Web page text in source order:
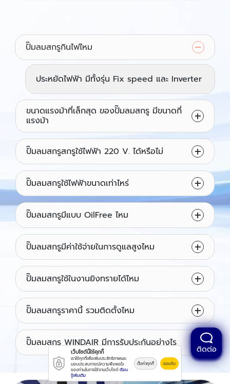
ปั๊มลมสกรูกินไฟไหม
ประหยัดไฟฟ้า มีทั้งรุ่น Fix speed และ Inverter
ขนาดแรงม้าที่เล็กสุด ของปั๊มลมสกรู มีขนาดกี่
แรงม้า
ปั๊มลมสกรูสกรูใช้ไฟฟ้า 220 V. ได้หรือไม่
ปั๊มลมสกรูใช้ไฟฟ้าขนาดเท่าไหร่
ปั๊มลมสกรูมีแบบ OilFree ไหม
ปั๊มลมสกรูมีค่าใช้จ่ายในการดูแลสูงไหม
ปั๊มลมสกรูใช้ในงานยิงทรายได้ไหม
ปั๊มลมสกรูราคานี้ รวมติดตั้งไหม
ปั๊มลมสกรู WINDAIR มีการรับประกันอย่างไร
ติดต่อ
เว็บไซต์นี้ใช้คุกกี้
เราใช้คุกกี้เพื่อเพิ่มประสิทธิภาพและ
มอบประสบการณ์ความพึงพอใจ
ของท่านในการใช้งานเว็บไซต์ เรียน
รู้เพิ่มเติม
ตั้งค่าคุกกี้ ยอมรับ